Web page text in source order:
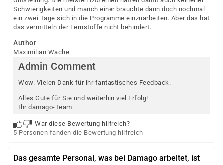
Schwierigkeiten und manch einer brauchte dann doch nochmal
ein zwei Tage sich in die Programme einzuarbeiten. Aber das hat
das vermitteln der Lernstoffe nicht behindert.
Author
Maximilian Wache
Admin Comment
Wow. Vielen Dank für ihr fantastisches Feedback.
Alles Gute für Sie und weiterhin viel Erfolg!
Ihr damago-Team
War diese Bewertung hilfreich?
5 Personen fanden die Bewertung hilfreich
Das gesamte Personal, was bei Damago arbeitet, ist